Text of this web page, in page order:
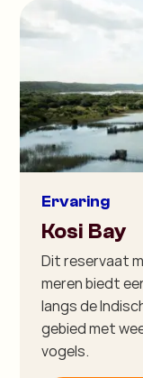
Ervaring
Kosi Bay
Dit reservaat
meren biedt
langs de
gebied met
vogels.